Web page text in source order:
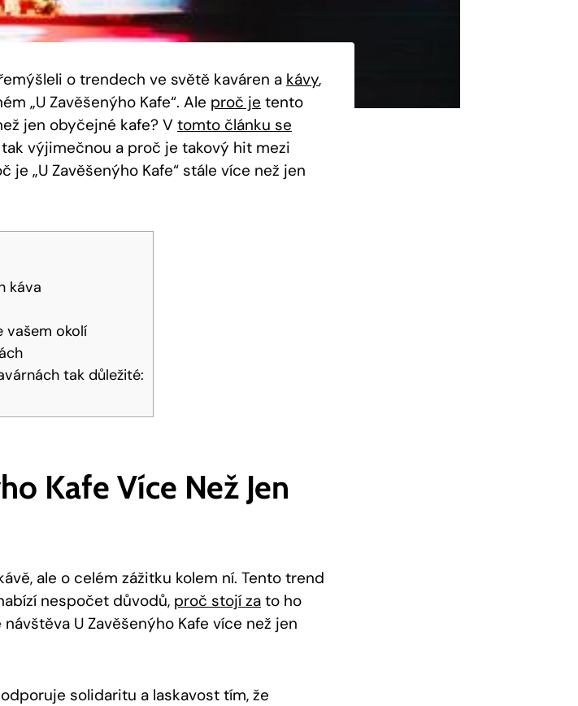
o⁤ trendech ve světě kaváren a kávy,
„U Zavěšenýho Kafe“. ⁢Ale⁤ proč je tento
jen obyčejné​ kafe? ‍V tomto článku se
výjimečnou a proč je takový⁣ hit mezi
„U Zavěšenýho Kafe“ stále více než jen
káva
vašem okolí
tak důležité:
Kafe Více Než Jen⁤
ale​ o‌ celém zážitku ⁢kolem ní. Tento ‍trend
nespočet důvodů, proč stojí za to ho
U Zavěšenýho Kafe více⁣ než jen
solidaritu a laskavost tím, že⁢